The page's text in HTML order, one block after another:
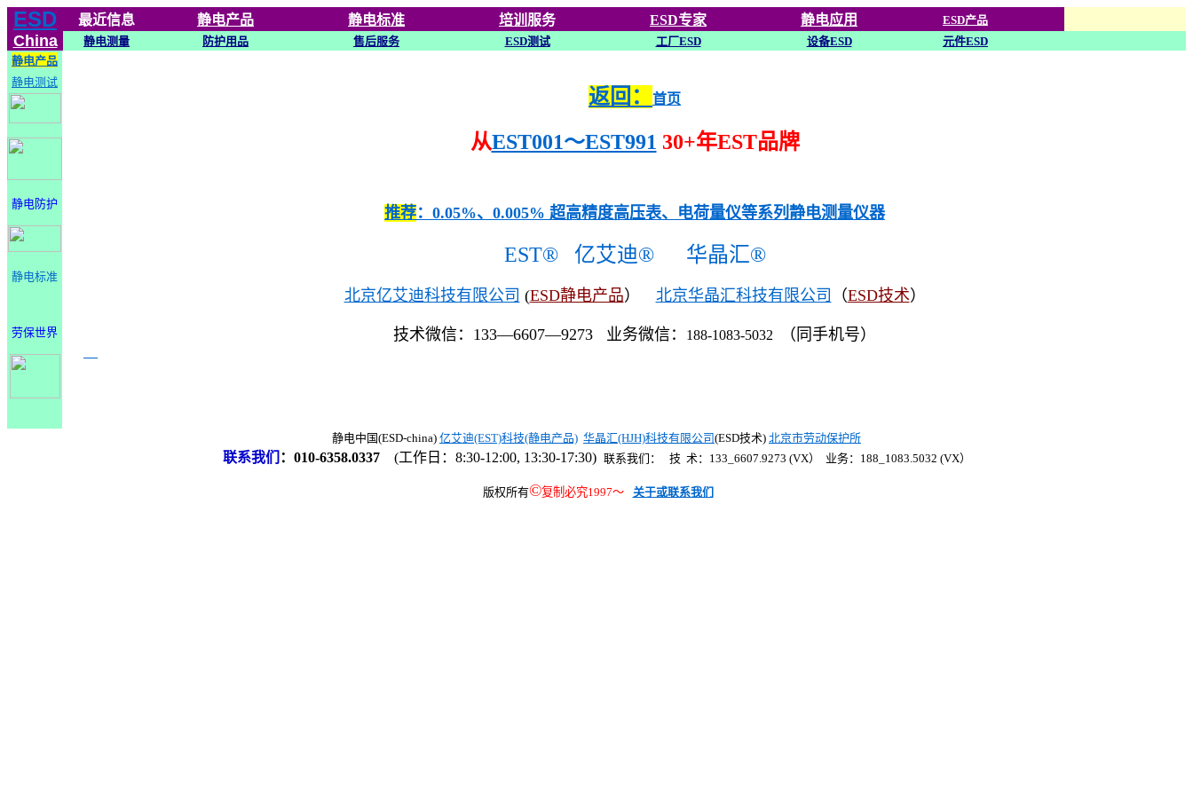
ESD
China
最近信息 静电产品 静电标准 培训 服务 ESD专家 静电应用
ESD产品
静电测量
防护用品 售后服务 ESD测试 工厂ESD 设备ESD
元件ESD
静电产品
静电测试
静电防护
静电标准
劳保世界
返回： 首页
从EST001～EST991 30+年EST品牌
推荐：0.05%、0.005% 超高精度高压表、电荷量仪等系列静电测量仪器
EST® 亿艾迪® 华晶汇®
北京亿艾迪科技有限公司 (ESD静电产品） 北京华晶汇科技有限公司 （ESD技术）
技术微信：133—6607—9273 业务微信： 188-1083-5032 （同手机号）
静电中国(ESD-china) 亿艾迪(EST)科技(静电产品) 华晶汇(HJH)科技有限公司(ESD技术) 北京市劳动保护所
联系我们 ： 010-6358.0337 (工作日：8:30-12:00, 13:30-17:30) 联系我们： 技 术：133_6607.9273 (VX） 业务：188_1083.5032 (VX）
版权所有©复制必究1997～ 关于或联系我们